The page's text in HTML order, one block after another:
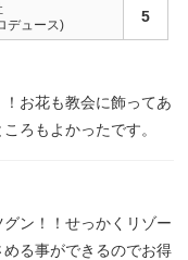
デュース)
5
お花も教会に飾ってあ
ろもよかったです。
ン！！せっかくリゾー
る事ができるのでお得